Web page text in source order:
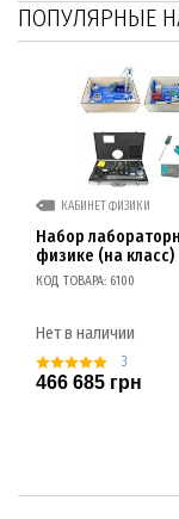
ПОПУЛЯРНЫЕ
КАБИНЕТ ФИЗИКИ
Набор
физике (на класс)
КОД ТОВАРА: 6100
Нет в наличии
3
466 685 грн